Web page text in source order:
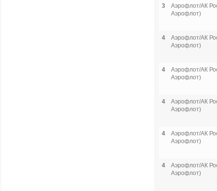
3
Аэрофлот/АК
Аэрофлот)
4
Аэрофлот/АК
Аэрофлот)
4
Аэрофлот/АК
Аэрофлот)
4
Аэрофлот/АК
Аэрофлот)
4
Аэрофлот/АК
Аэрофлот)
4
Аэрофлот/АК
Аэрофлот)